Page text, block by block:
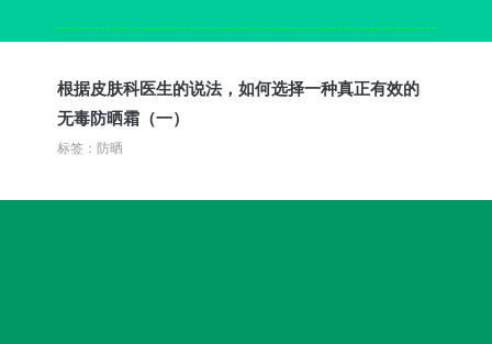
根据皮肤科医生的说法，如何选择一种真正有效的
无毒防晒霜（一）
标签：防晒